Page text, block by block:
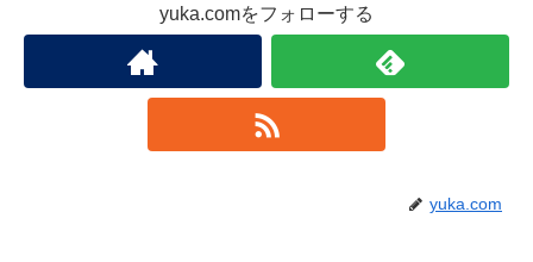
yuka.comをフォローする
yuka.com